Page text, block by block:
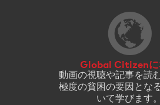
Global Citizenに
動画の視聴や記事を読
極度の貧困の要因とな
いて学びます。